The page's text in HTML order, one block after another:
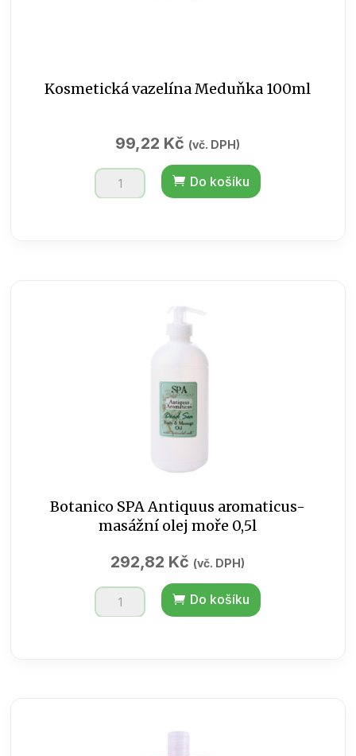
Kosmetická vazelína Meduňka 100ml
99,22 Kč (vč. DPH)
Kosmetická
vazelína
Do košíku
Botanico SPA Antiquus aromaticus-
masážní olej moře 0,5l
292,82 Kč (vč. DPH)
Botanico
SPA
Do košíku